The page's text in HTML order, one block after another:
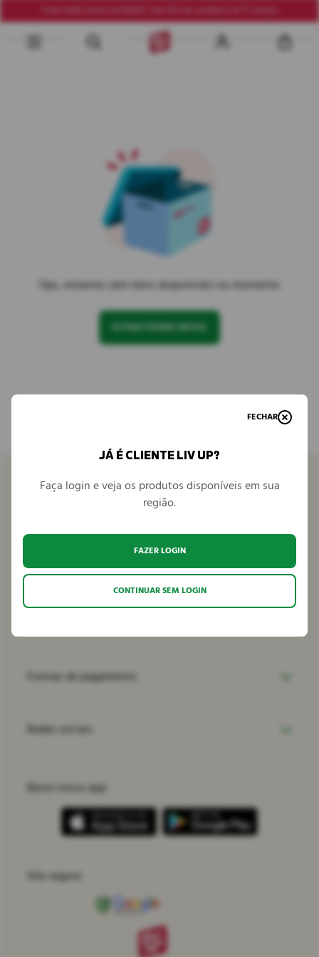
Ops, estamos sem itens disponíveis no momento
IR PARA PÁGINA INICIAL
Seja parceiro
Formas de pagamento
Redes sociais
Baixe nosso app
Site seguro
FECHAR
JÁ É CLIENTE LIV UP?
Faça login e veja os produtos disponíveis em sua
região.
FAZER LOGIN
CONTINUAR SEM LOGIN